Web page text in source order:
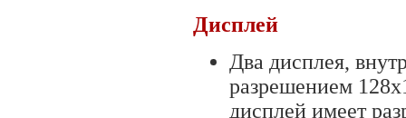
Дисплей
Два дисплея,
разрешением
дисплей имеет